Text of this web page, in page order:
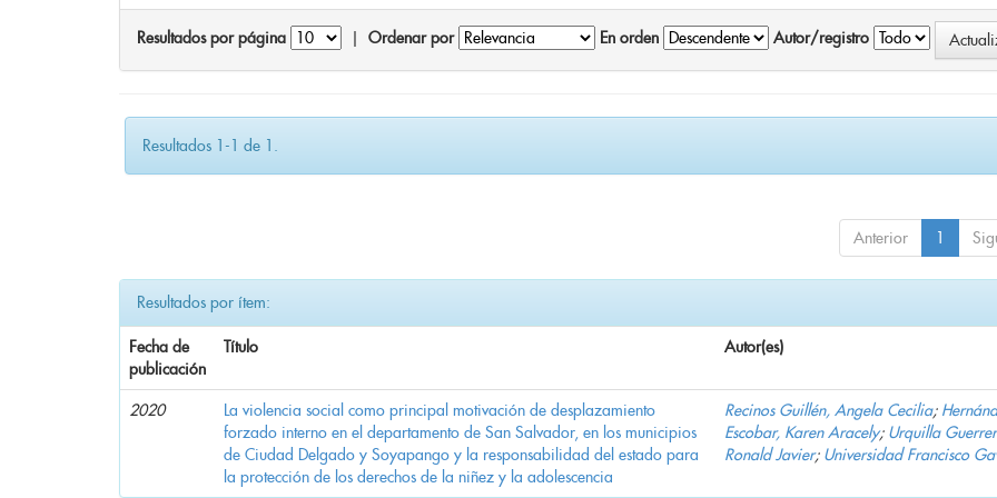
Resultados por página Ordenar por En orden Autor/registro
Resultados 1-1 de 1.
Anterior 1
Resultados por ítem:
Fecha de
publicación
Título Autor(es)
2020
La violencia social como principal motivación de desplazamiento
forzado interno en el departamento de San Salvador, en los municipios
de Ciudad Delgado y Soyapango y la responsabilidad del estado para
la protección de los derechos de la niñez y la adolescencia
Recinos Guillén, Angela Cecilia;
Escobar, Karen Aracely; Urquilla
Ronald Javier; Universidad Francisco